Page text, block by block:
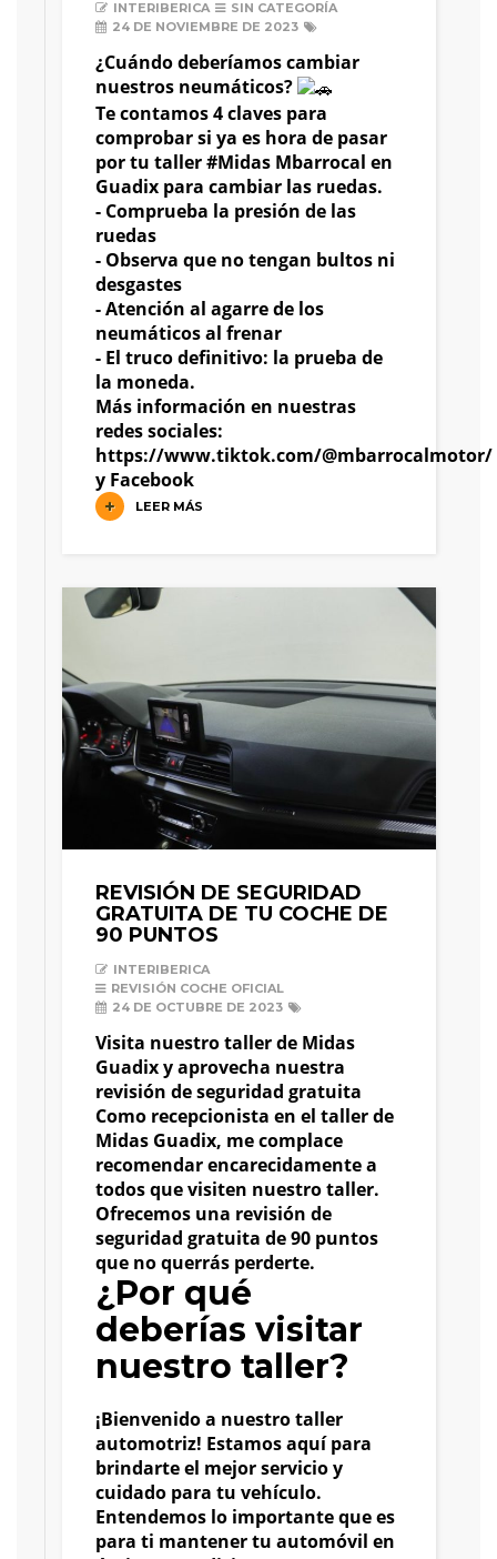
INTERIBERICA
SIN CATEGORÍA
24 DE NOVIEMBRE DE 2023
¿Cuándo deberíamos cambiar
nuestros neumáticos?
Te contamos 4 claves para
comprobar si ya es hora de pasar
por tu taller#Midas Mbarrocal en
Guadix para cambiar las ruedas.
- Comprueba la presión de las
ruedas
- Observa que no tengan bultos ni
desgastes
- Atención al agarre de los
neumáticos al frenar
- El truco definitivo: la prueba de
la moneda.
Más información en nuestras
redes sociales:
https://www.tiktok.com/@mbarrocalmotor/
y Facebook
LEER MÁS
REVISIÓN DE SEGURIDAD
GRATUITA DE TU COCHE DE
90 PUNTOS
INTERIBERICA
REVISIÓN COCHE OFICIAL
24 DE OCTUBRE DE 2023
Visita nuestro taller de Midas
Guadix y aprovecha nuestra
revisión de seguridad gratuita
Como recepcionista en el taller de
Midas Guadix, me complace
recomendar encarecidamente a
todos que visiten nuestro taller.
Ofrecemos una revisión de
seguridad gratuita de 90 puntos
que no querrás perderte.
¿Por qué
deberías visitar
nuestro taller?
¡Bienvenido a nuestro taller
automotriz! Estamos aquí para
brindarte el mejor servicio y
cuidado para tu vehículo.
Entendemos lo importante que es
para ti mantener tu automóvil en